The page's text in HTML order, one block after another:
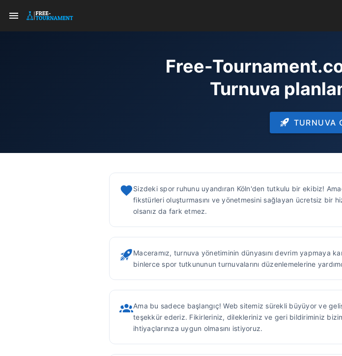
Free-
Turnuva
TURNUVA
Sizdeki spor ruhunu uyandıran Köln'den tutkulu bir ekibiz!
fikstürleri oluşturmasını ve yönetmesini sağlayan ücretsiz bir
olsanız da fark etmez.
Maceramız, turnuva yönetiminin dünyasını devrim yapmaya
binlerce spor tutkununun turnuvalarını düzenlemelerine
Ama bu sadece başlangıç! Web sitemiz sürekli büyüyor ve
teşekkür ederiz. Fikirleriniz, dilekleriniz ve geri bildiriminiz
ihtiyaçlarınıza uygun olmasını istiyoruz.